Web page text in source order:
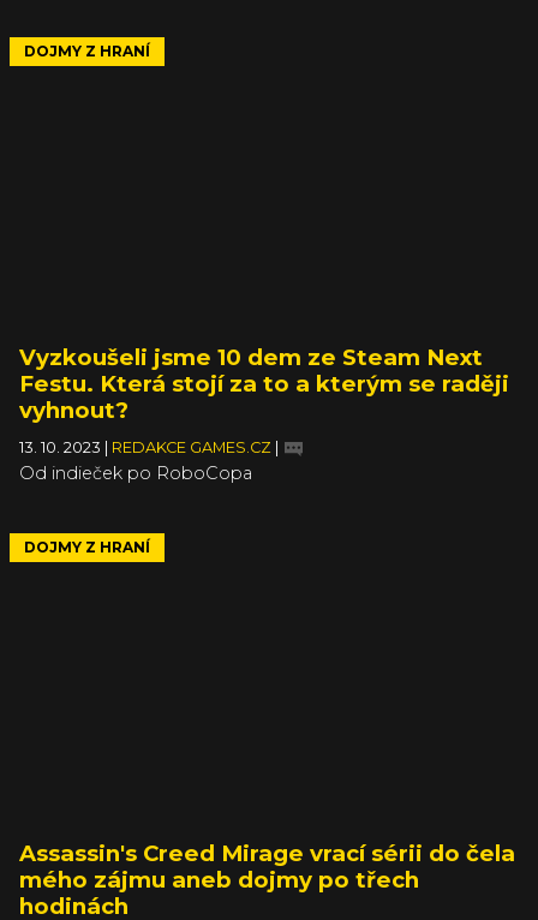
DOJMY Z HRANÍ
Vyzkoušeli jsme 10 dem ze Steam Next
Festu. Která stojí za to a kterým se raději
vyhnout?
13. 10. 2023 REDAKCE GAMES.CZ
Od indieček po RoboCopa
DOJMY Z HRANÍ
Assassin's Creed Mirage vrací sérii do čela
mého zájmu aneb dojmy po třech
hodinách